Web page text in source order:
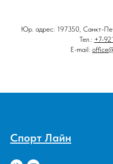
Юр. адрес: 197350, Санкт-
Тел.: +7-
E-mail:
Спорт Лайн